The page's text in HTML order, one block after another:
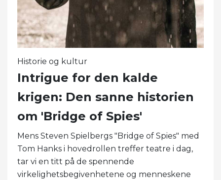
Historie og kultur
Intrigue for den kalde
krigen: Den sanne historien
om 'Bridge of Spies'
Mens Steven Spielbergs "Bridge of Spies" med
Tom Hanks i hovedrollen treffer teatre i dag,
tar vi en titt på de spennende
virkelighetsbegivenhetene og menneskene